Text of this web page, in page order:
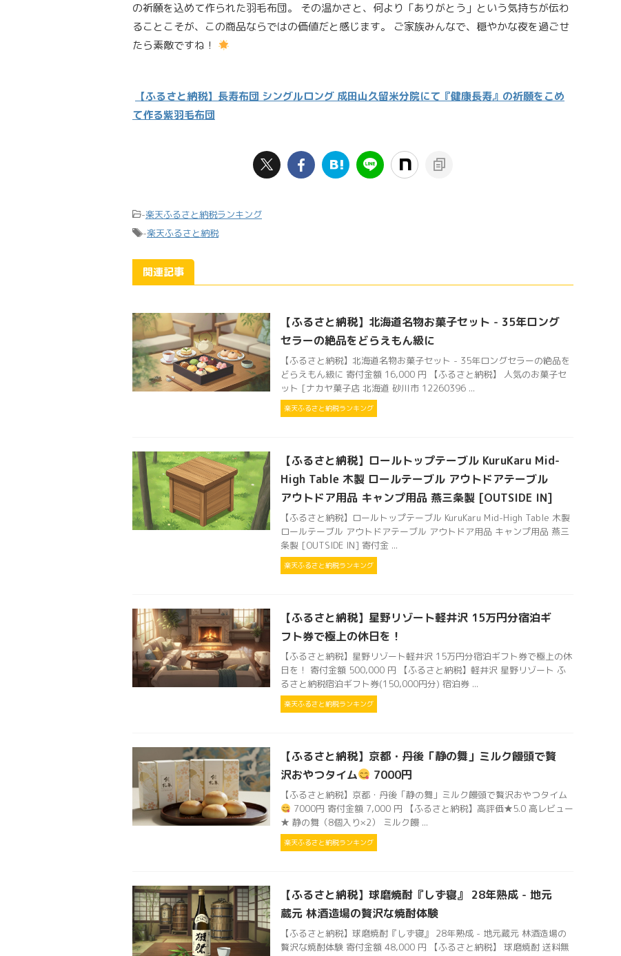
の祈願を込めて作られた羽毛布団。 その温かさと、何より「ありがとう」という気持ちが伝わ
ることこそが、この商品ならではの価値だと感じます。 ご家族みんなで、穏やかな夜を過ごせ
たら素敵ですね！
【ふるさと納税】長寿布団 シングルロング 成田山久留米分院にて『健康長寿』の祈願をこめ
て作る紫羽毛布団
-楽天ふるさと納税ランキング
-楽天ふるさと納税
関連記事
【ふるさと納税】北海道名物お菓子セット - 35年ロング
セラーの絶品をどらえもん級に
【ふるさと納税】北海道名物お菓子セット - 35年ロングセラーの絶品を
どらえもん級に 寄付金額 16,000 円 【ふるさと納税】 人気のお菓子セ
ット [ナカヤ菓子店 北海道 砂川市 12260396 ...
楽天ふるさと納税ランキング
【ふるさと納税】ロールトップテーブル KuruKaru Mid-
High Table 木製 ロールテーブル アウトドアテーブル
アウトドア用品 キャンプ用品 燕三条製 [OUTSIDE IN]
【ふるさと納税】ロールトップテーブル KuruKaru Mid-High Table 木製
ロールテーブル アウトドアテーブル アウトドア用品 キャンプ用品 燕三
条製 [OUTSIDE IN] 寄付金 ...
楽天ふるさと納税ランキング
【ふるさと納税】星野リゾート軽井沢 15万円分宿泊ギ
フト券で極上の休日を！
【ふるさと納税】星野リゾート軽井沢 15万円分宿泊ギフト券で極上の休
日を！ 寄付金額 500,000 円 【ふるさと納税】軽井沢 星野リゾート ふ
るさと納税宿泊ギフト券(150,000円分) 宿泊券 ...
楽天ふるさと納税ランキング
【ふるさと納税】京都・丹後「静の舞」ミルク饅頭で贅
沢おやつタイム
7000円
【ふるさと納税】京都・丹後「静の舞」ミルク饅頭で贅沢おやつタイム
7000円 寄付金額 7,000 円 【ふるさと納税】高評価★5.0 高レビュー
★ 静の舞（8個入り×2） ミルク饅 ...
楽天ふるさと納税ランキング
【ふるさと納税】球磨焼酎『しず寝』 28年熟成 - 地元
蔵元 林酒造場の贅沢な焼酎体験
【ふるさと納税】球磨焼酎『しず寝』 28年熟成 - 地元蔵元 林酒造場の
贅沢な焼酎体験 寄付金額 48,000 円 【ふるさと納税】 球磨焼酎 送料無